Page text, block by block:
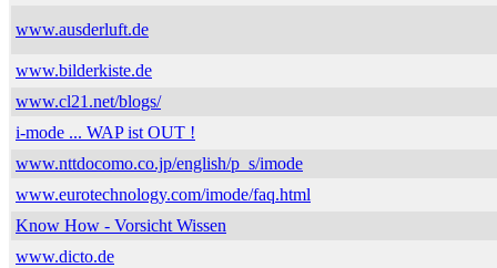
www.ausderluft.de
www.bilderkiste.de
www.cl21.net/blogs/
i-mode ... WAP ist OUT !
www.nttdocomo.co.jp/english/p_s/imode
www.eurotechnology.com/imode/faq.html
Know How - Vorsicht Wissen
www.dicto.de